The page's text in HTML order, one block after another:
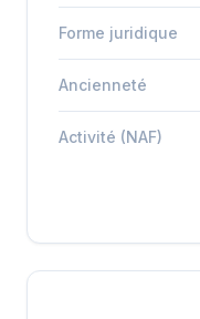
Forme juridique
Ancienneté
Activité (NAF)